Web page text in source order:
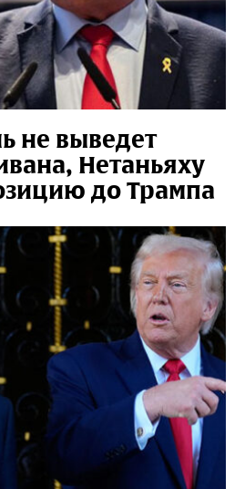
не выведет
Нетаньяху
до Трампа